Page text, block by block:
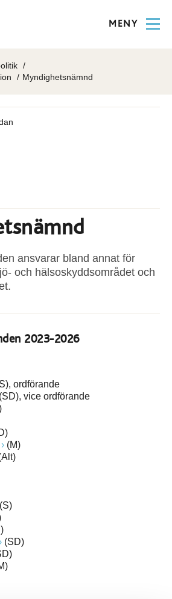
MENY
Myndighetsnämnd
ansvarar bland annat för
och hälsoskyddsområdet och
2023-2026
ordförande
(SD), vice ordförande
(M)
(S)
(SD)